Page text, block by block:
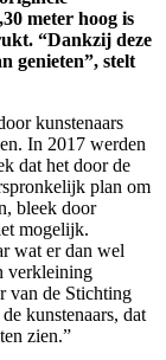
meter hoog is
“Dankzij deze
genieten”, stelt
kunstenaars
In 2017 werden
dat het door de
plan om
bleek door
mogelijk.
wat er dan wel
verkleining
van de Stichting
kunstenaars, dat
zien.”